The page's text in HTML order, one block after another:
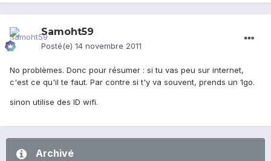
Samoht59
Posté(e) 14 novembre 2011
No problèmes. Donc pour résumer : si tu vas peu sur internet,
c'est ce qu'il te faut. Par contre si t'y va souvent, prends un 1go.
sinon utilise des ID wifi.
Archivé